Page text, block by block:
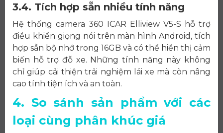
3.4. Tích hợp sẵn nhiều tính năng
Hệ thống camera 360 ICAR Elliview V5-S hỗ trợ
điều khiển giọng nói trên màn hình Android, tích
hợp sẵn bộ nhớ trong 16GB và có thể hiển thị cảm
biến hỗ trợ đỗ xe. Những tính năng này không
chỉ giúp cải thiện trải nghiệm lái xe mà còn nâng
cao tính tiện ích và an toàn.
4. So sánh sản phẩm với các
loại cùng phân khúc giá